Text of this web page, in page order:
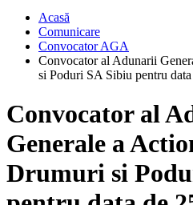
Acasă
Comunicare
Convocator AGA
Convocator al Adunarii
si Poduri SA Sibiu pentru
Convocator al
Generale a
Drumuri si